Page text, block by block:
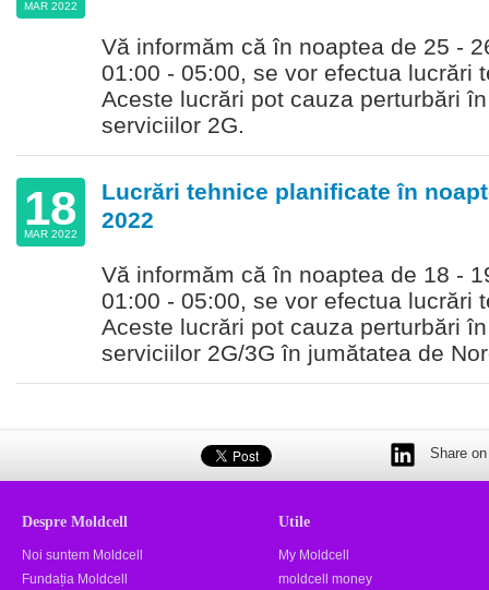
MAR 2022
Vă informăm că în noaptea de 25 -
01:00 - 05:00, se vor efectua lucrări
Aceste lucrări pot cauza perturbări
serviciilor 2G.
18
MAR 2022
Lucrări tehnice planificate în
2022
Vă informăm că în noaptea de 18 -
01:00 - 05:00, se vor efectua lucrări
Aceste lucrări pot cauza perturbări
serviciilor 2G/3G în jumătatea de
Share
Despre Moldcell
Noi suntem Moldcell
Fundația Moldcell
Utile
My Moldcell
moldcell money